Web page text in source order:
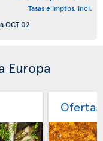
Tasas e imptos. incl.
aOCT 02
Europa